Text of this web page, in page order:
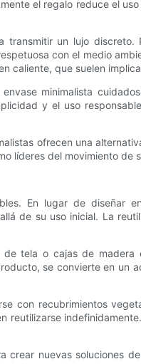
el regalo reduce el
transmitir un lujo
con el medio
caliente, que suelen
minimalista
y el uso
ofrecen una
líderes del movimiento de
En lugar de diseñar
de su uso inicial. La
tela o cajas de
se convierte en un
con recubrimientos
reutilizarse
nuevas soluciones